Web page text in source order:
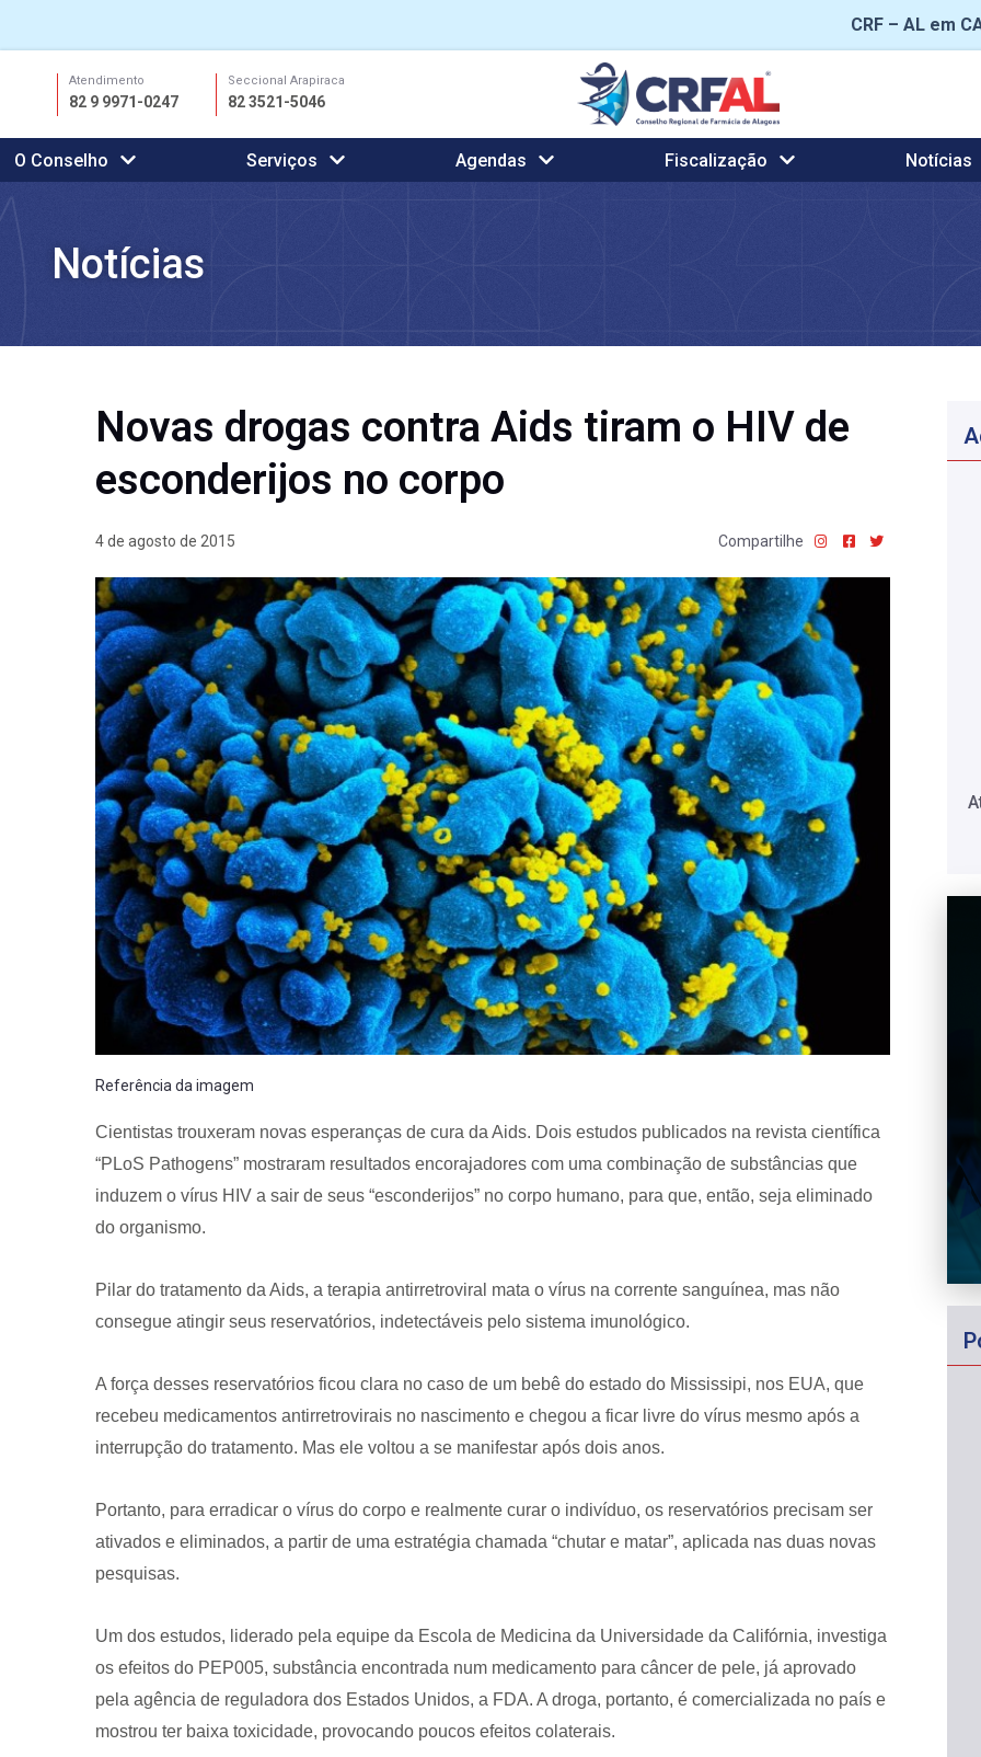
CRF – AL em
conteúdo
Atendimento
82 9 9971-0247
Seccional Arapiraca
82 3521-5046
O Conselho Serviços Agendas Fiscalização Notícias
Notícias
Novas drogas contra Aids tiram o HIV de
esconderijos no corpo
4 de agosto de 2015 Compartilhe
Referência da imagem
Cientistas trouxeram novas esperanças de cura da Aids. Dois estudos publicados na revista científica
“PLoS Pathogens” mostraram resultados encorajadores com uma combinação de substâncias que
induzem o vírus HIV a sair de seus “esconderijos” no corpo humano, para que, então, seja eliminado
do organismo.
Pilar do tratamento da Aids, a terapia antirretroviral mata o vírus na corrente sanguínea, mas não
consegue atingir seus reservatórios, indetectáveis pelo sistema imunológico.
A força desses reservatórios ficou clara no caso de um bebê do estado do Mississipi, nos EUA, que
recebeu medicamentos antirretrovirais no nascimento e chegou a ficar livre do vírus mesmo após a
interrupção do tratamento. Mas ele voltou a se manifestar após dois anos.
Portanto, para erradicar o vírus do corpo e realmente curar o indivíduo, os reservatórios precisam ser
ativados e eliminados, a partir de uma estratégia chamada “chutar e matar”, aplicada nas duas novas
pesquisas.
Um dos estudos, liderado pela equipe da Escola de Medicina da Universidade da Califórnia, investiga
os efeitos do PEP005, substância encontrada num medicamento para câncer de pele, já aprovado
pela agência de reguladora dos Estados Unidos, a FDA. A droga, portanto, é comercializada no país e
mostrou ter baixa toxicidade, provocando poucos efeitos colaterais.
CRF-AL reforça importância do
farmacêutico em nova resolução
da Anvisa sobre medicamentos à
base de Cannabis
CRF-AL renova parceria com
CRF-SP e garante continuidade